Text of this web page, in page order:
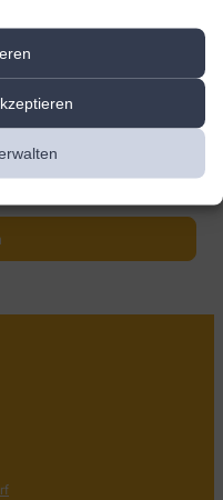
Ihrer Anfrage
Sie bittedas Herz